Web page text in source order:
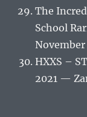
The
School
HXXS –
2021 —